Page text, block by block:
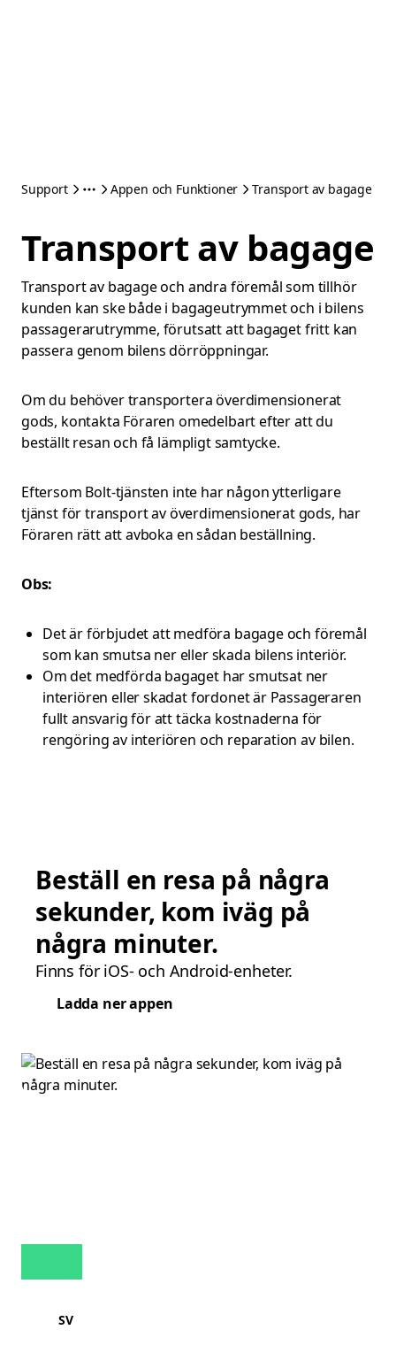
Support Appen och Funktioner Transport av bagage
Transport av bagage
Transport av bagage och andra föremål som tillhör
kunden kan ske både i bagageutrymmet och i bilens
passagerarutrymme, förutsatt att bagaget fritt kan
passera genom bilens dörröppningar.
Om du behöver transportera överdimensionerat
gods, kontakta Föraren omedelbart efter att du
beställt resan och få lämpligt samtycke.
Eftersom Bolt-tjänsten inte har någon ytterligare
tjänst för transport av överdimensionerat gods, har
Föraren rätt att avboka en sådan beställning.
Obs:
Det är förbjudet att medföra bagage och föremål
som kan smutsa ner eller skada bilens interiör.
Om det medförda bagaget har smutsat ner
interiören eller skadat fordonet är Passageraren
fullt ansvarig för att täcka kostnaderna för
rengöring av interiören och reparation av bilen.
Beställ en resa på några
sekunder, kom iväg på
några minuter.
Finns för iOS- och Android-enheter.
Ladda ner appen
SV